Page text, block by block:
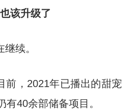
该升级了
续。
前，2021年已播出的甜宠
有40余部储备项目。